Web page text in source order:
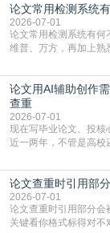
含大量已公开的学术内
复片
论文常用检测系统
2026-07-01
论文常用检测系统有何不同？ 现在高校和期刊常用的论文查重
维普、万方，再加上熟
查数值误导。知网（
生联合比对库，能比历
库，期刊投稿用
论文用AI辅助创作
查重
2026-07-01
现在写毕业论文、投核
近一两年，不管是高校
真的太亏。提前做
AIGC检测成了论文答
框架，内容都是自己写
论文查重时引用部
2026-07-01
论文查重时引用部分会被计入重复率？ 学术论
关键看你格式标得对不